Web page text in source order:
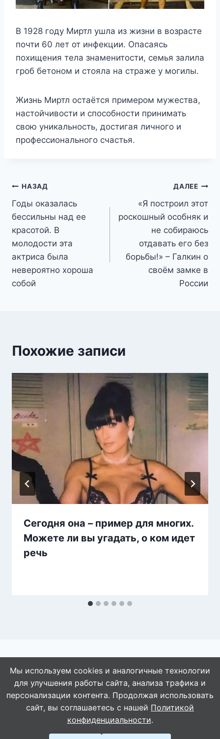
В 1928 году Миртл ушла из жизни в возрасте
почти 60 лет от инфекции. Опасаясь
похищения тела знаменитости, семья залила
гроб бетоном и стояла на страже у могилы.
Жизнь Миртл остаётся примером мужества,
настойчивости и способности принимать
свою уникальность, достигая личного и
профессионального счастья.
Навигация
по
записям
НАЗАД
Годы оказалась
бессильны над ее
красотой. В
молодости эта
актриса была
невероятно хороша
собой
ДАЛЕЕ
«Я построил этот
роскошный особняк и
не собираюсь
отдавать его без
борьбы!» – Галкин о
своём замке в
России
Похожие записи
Сегодня она – пример для многих.
Можете ли вы угадать, о ком идет
речь
© 2026 АбАлдеть!
Мы используем cookies и аналогичные технологии
для улучшения работы сайта, анализа трафика и
персонализации контента. Продолжая использовать
сайт, вы соглашаетесь с нашей Политикой
конфиденциальности.